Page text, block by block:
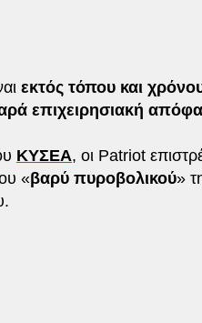
εκτός τόπου και
επιχειρησιακή
ΚΥΣΕΑ, οι Patriot
«βαρύ πυροβολικού»